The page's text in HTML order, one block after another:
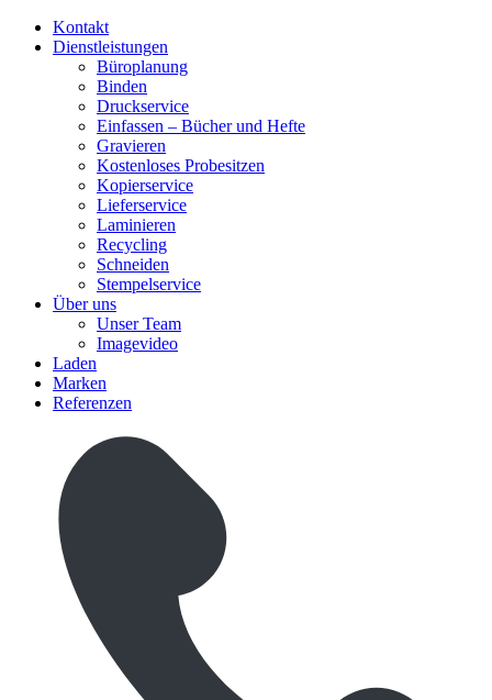
Kontakt
Dienstleistungen
Büroplanung
Binden
Druckservice
Einfassen – Bücher und Hefte
Gravieren
Kostenloses Probesitzen
Kopierservice
Lieferservice
Laminieren
Recycling
Schneiden
Stempelservice
Über uns
Unser Team
Imagevideo
Laden
Marken
Referenzen